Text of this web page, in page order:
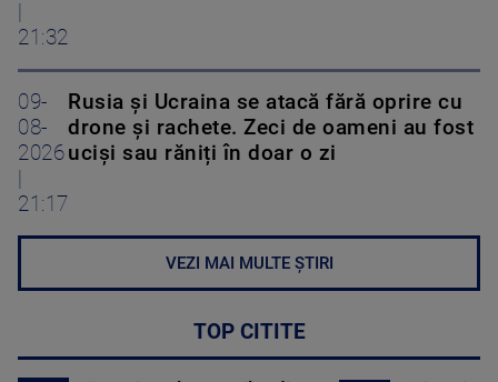
21:32
09-
08-
2026
21:17
Rusia și Ucraina se atacă fără oprire cu
drone și rachete. Zeci de oameni au fost
uciși sau răniți în doar o zi
VEZI MAI MULTE ȘTIRI
TOP CITITE